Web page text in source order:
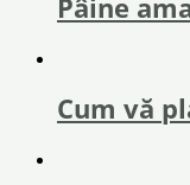
Pâine
Cum vă